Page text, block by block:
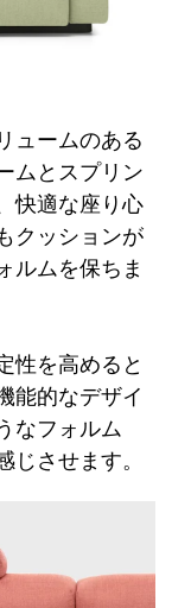
ュームのある
ムとスプリン
快適な座り心
クッションが
ルムを保ちま
性を高めると
能的なデザイ
なフォルム
させます。